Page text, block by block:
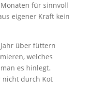
für sinnvoll
eigener Kraft kein
über füttern
welches
es hinlegt.
nicht durch Kot